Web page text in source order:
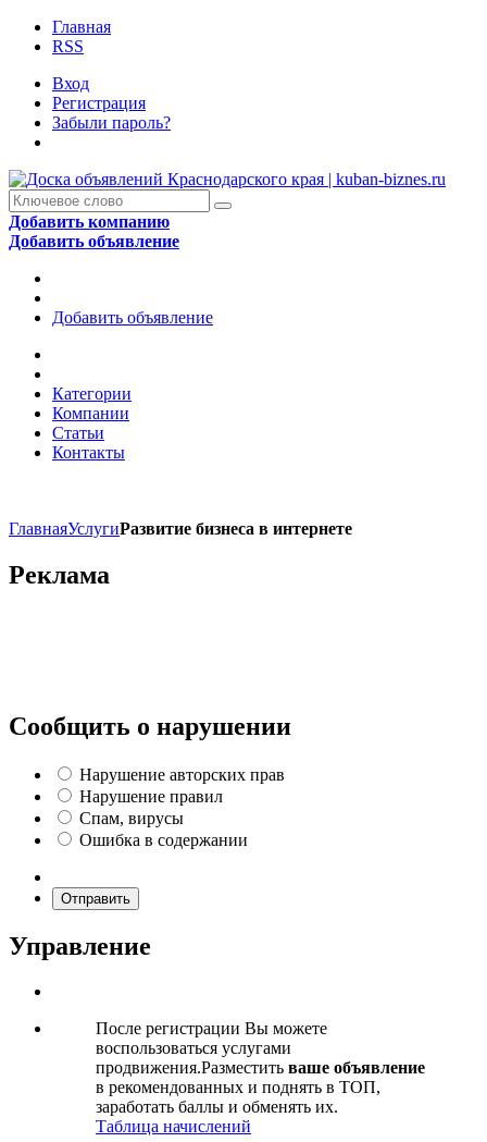
Главная
RSS
Вход
Регистрация
Забыли пароль?
Добавить компанию
Добавить объявление
Добавить объявление
Категории
Компании
Статьи
Контакты
ГлавнаяУслугиРазвитие бизнеса в интернете
Реклама
Сообщить о нарушении
Нарушение авторских прав
Нарушение правил
Спам, вирусы
Ошибка в содержании
Отправить
Управление
После регистрации Вы можете
воспользоваться услугами
продвижения.Разместить ваше объявление
в рекомендованных и поднять в ТОП,
заработать баллы и обменять их.
Таблица начислений